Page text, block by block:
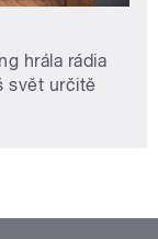
hrála rádia
svět určitě